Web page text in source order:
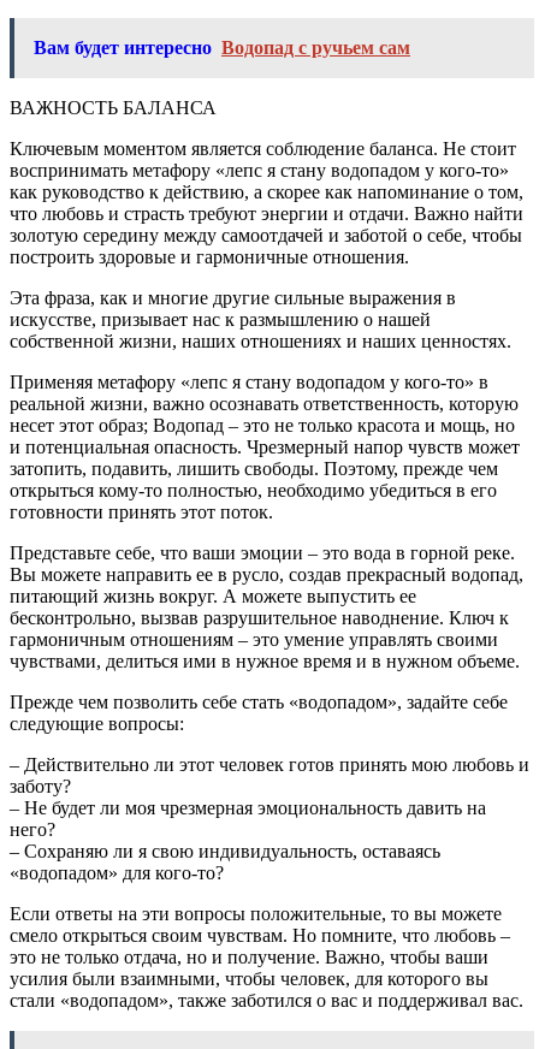
Вам будет интересно Водопад с ручьем сам
ВАЖНОСТЬ БАЛАНСА
Ключевым моментом является соблюдение баланса. Не стоит
воспринимать метафору «лепс я стану водопадом у кого-то»
как руководство к действию, а скорее как напоминание о том,
что любовь и страсть требуют энергии и отдачи. Важно найти
золотую середину между самоотдачей и заботой о себе, чтобы
построить здоровые и гармоничные отношения.
Эта фраза, как и многие другие сильные выражения в
искусстве, призывает нас к размышлению о нашей
собственной жизни, наших отношениях и наших ценностях.
Применяя метафору «лепс я стану водопадом у кого-то» в
реальной жизни, важно осознавать ответственность, которую
несет этот образ; Водопад – это не только красота и мощь, но
и потенциальная опасность. Чрезмерный напор чувств может
затопить, подавить, лишить свободы. Поэтому, прежде чем
открыться кому-то полностью, необходимо убедиться в его
готовности принять этот поток.
Представьте себе, что ваши эмоции – это вода в горной реке.
Вы можете направить ее в русло, создав прекрасный водопад,
питающий жизнь вокруг. А можете выпустить ее
бесконтрольно, вызвав разрушительное наводнение. Ключ к
гармоничным отношениям – это умение управлять своими
чувствами, делиться ими в нужное время и в нужном объеме.
Прежде чем позволить себе стать «водопадом», задайте себе
следующие вопросы:
– Действительно ли этот человек готов принять мою любовь и
заботу?
– Не будет ли моя чрезмерная эмоциональность давить на
него?
– Сохраняю ли я свою индивидуальность, оставаясь
«водопадом» для кого-то?
Если ответы на эти вопросы положительные, то вы можете
смело открыться своим чувствам. Но помните, что любовь –
это не только отдача, но и получение. Важно, чтобы ваши
усилия были взаимными, чтобы человек, для которого вы
стали «водопадом», также заботился о вас и поддерживал вас.